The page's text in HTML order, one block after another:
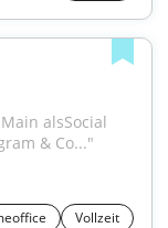
& Co..."
Vollzeit